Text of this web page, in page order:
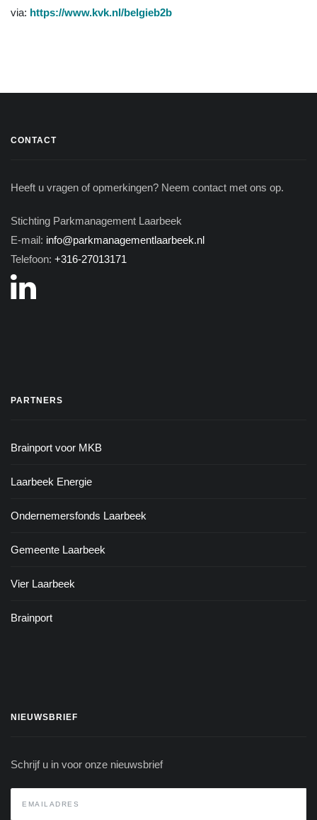
via: https://www.kvk.nl/belgieb2b
CONTACT
Heeft u vragen of opmerkingen? Neem contact met ons op.
Stichting Parkmanagement Laarbeek
E-mail: info@parkmanagementlaarbeek.nl
Telefoon: +316-27013171
PARTNERS
Brainport voor MKB
Laarbeek Energie
Ondernemersfonds Laarbeek
Gemeente Laarbeek
Vier Laarbeek
Brainport
NIEUWSBRIEF
Schrijf u in voor onze nieuwsbrief